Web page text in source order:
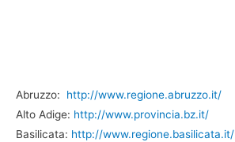
Abruzzo: http://www.regione.abruzzo.it/
Alto Adige: http://www.provincia.bz.it/
Basilicata: http://www.regione.basilicata.it/